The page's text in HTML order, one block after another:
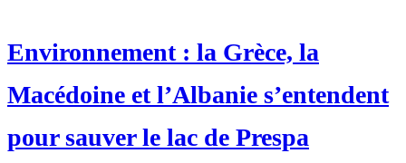
Environnement : la Grèce, la
Macédoine et l’Albanie s’entendent
pour sauver le lac de Prespa